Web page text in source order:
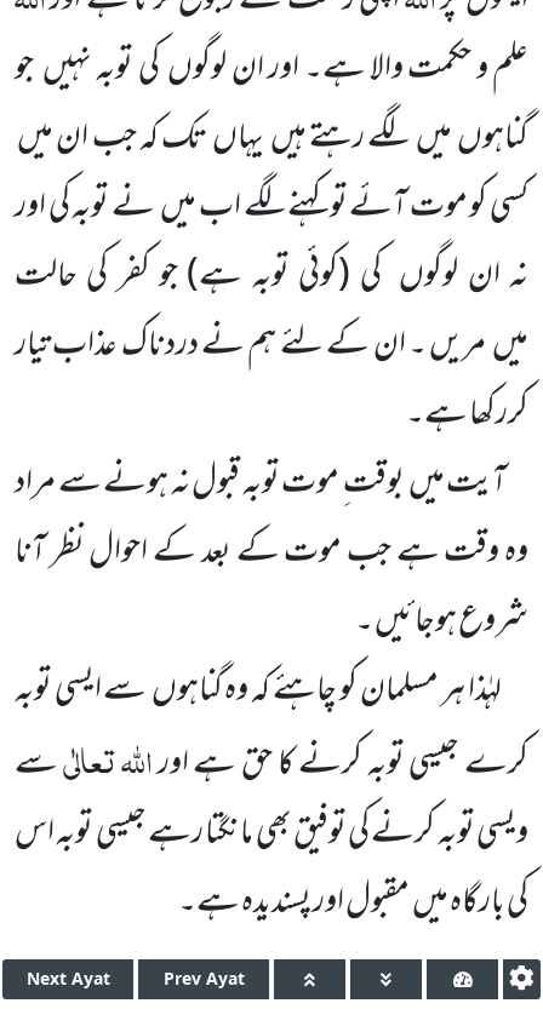
علم و حکمت والا ہے۔ اوران لوگوںکی توبہ نہیںجو
گناہوںمیںلگے رہتے ہیںیہاںتک کہ جب ان میں
کسی کو موت آئے تو کہنے لگے اب میںنے توبہ کی اور
نہ ان لوگوں کی(کوئی توبہ ہے)جو کفر کی حالت
میںمریں ۔ ان کے لئے ہم نے دردناک عذاب تیار
کررکھا ہے۔
آیت میںبوقت ِ موت توبہ قبول نہ ہونے سے مراد
وہ وقت ہے جب موت کے بعد کے احوال نظر آنا
شروع ہوجائیں ۔
لہٰذا ہر مسلمان کو چاہئے کہ وہ گناہوںسے ایسی توبہ
کرے جیسی توبہ کرنے کا حق ہے اوراللہتعالٰیسے
ویسی توبہ کرنے کی توفیق بھی مانگتا رہے جیسی توبہ اس
کی بارگاہ میںمقبول اور پسندیدہ ہے۔
Next Ayat Prev Ayat